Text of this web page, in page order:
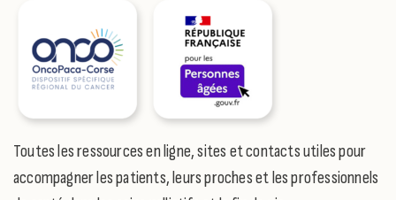
Toutes les ressources en ligne, sites et contacts utiles pour
accompagner les patients, leurs proches et les professionnels